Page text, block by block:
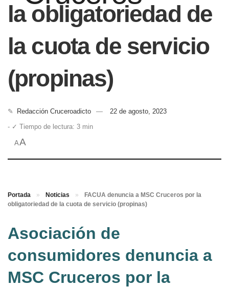
la obligatoriedad de
la cuota de servicio
(propinas)
✎ Redacción Cruceroadicto
22 de agosto, 2023
- ✓ Tiempo de lectura: 3 min
AA
Portada » Noticias »
FACUA denuncia a MSC Cruceros por la
obligatoriedad de la cuota de servicio (propinas)
Asociación de
consumidores denuncia a
MSC Cruceros por la